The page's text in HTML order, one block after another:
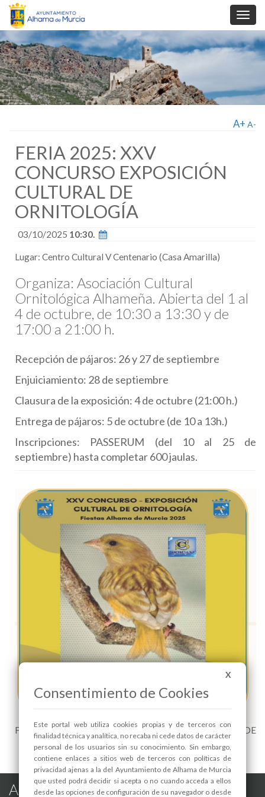
A+ A-
FERIA 2025: XXV
CONCURSO EXPOSICIÓN
CULTURAL DE
ORNITOLOGÍA
03/10/2025 10:30.
Lugar: Centro Cultural V Centenario (Casa Amarilla)
Organiza: Asociación Cultural
Ornitológica Alhameña. Abierta del 1 al
4 de octubre, de 10:30 a 13:30 y de
17:00 a 21:00 h.
Recepción de pájaros: 26 y 27 de septiembre
Enjuiciamiento: 28 de septiembre
Clausura de la exposición: 4 de octubre (21:00 h.)
Entrega de pájaros: 5 de octubre (de 10 a 13h.)
Inscripciones: PASSERUM (del 10 al 25 de
septiembre) hasta completar 600 jaulas.
FERIA 2025: XXV CONCURSO EXPOSICIÓN CULTURAL DE
ORNITOLOGÍA - 1
Alhama de Murcia en las Redes
X
Consentimiento de Cookies
Este portal web utiliza cookies propias y de terceros con
finalidad técnica y analítica, no recaba ni cede datos de carácter
personal de los usuarios sin su conocimiento. Sin embargo,
contiene enlaces a sitios web de terceros con políticas de
privacidad ajenas a la del Ayuntamiento de Alhama de Murcia
que usted podrá decidir si acepta o no cuando acceda a ellos
desde las opciones de configuración de su navegador o desde